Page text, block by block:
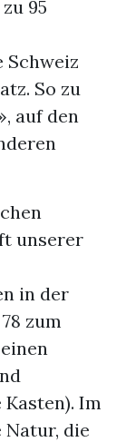
95
Schweiz
So zu
auf den
unserer
in der
zum
Im
die